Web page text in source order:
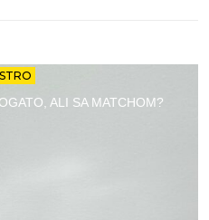
ALI SA MATCHOM?